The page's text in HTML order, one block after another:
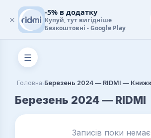
☰
Головна›
Березень 2024 — RIDMI
Записів поки немає
×
-5% в додатку
Купуй, тут вигідніше
Безкоштовні - Google Play